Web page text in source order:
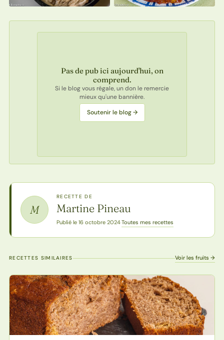
Pas de pub ici aujourd'hui, on
comprend.
Si le blog vous régale, un don le remercie
mieux qu'une bannière.
Soutenir le blog →
M
RECETTE DE
Martine Pineau
Publié le 16 octobre 2024·Toutes mes recettes
RECETTES SIMILAIRES Voir les fruits →